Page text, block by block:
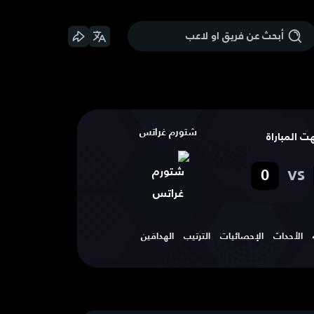
المباراة
vs
0
شتورم غراتس
الأحداث الإحصائيات الترتيب الهدافين